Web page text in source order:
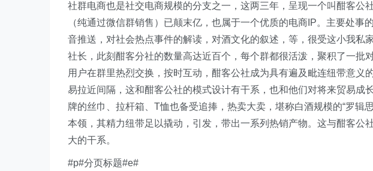
社群电商也是社交电商规模的分支之一，这两三年，呈现一个叫酣客公
（纯通过微信群销售）已颠末亿，也属于一个优质的电商IP。主要处事
音推送，对社会热点事件的解读，对酒文化的叙述，等，很受这小我私
社长，此刻酣客分社的数量高达近百个，每个群都很活泼，聚积了一批
用户在群里热烈交换，按时互动，酣客公社成为具有遍及毗连纽带意义
易拉近间隔，这和酣客公社的模式设计有干系，也和他们对将来贸易成
牌的丝巾、拉杆箱、T恤也备受追捧，热卖大卖，堪称白酒规模的“罗辑
本领，其精力纽带足以撬动，引发，带出一系列热销产物。这与酣客公
大的干系。
#p#分页标题#e#